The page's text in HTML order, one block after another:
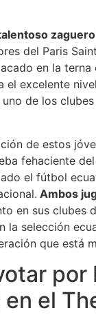
del Paris
en la terna
el excelente
de los
de estos
fehaciente
el fútbol
Ambos
en sus clubes
la selección
que está
por
el